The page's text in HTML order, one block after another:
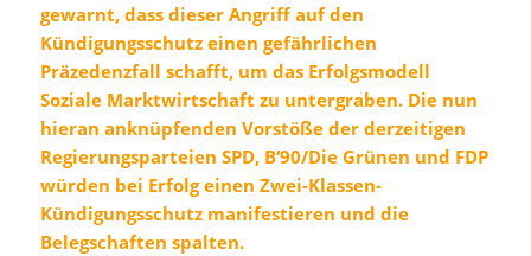
gewarnt, dass dieser Angriff auf den
Kündigungsschutz einen gefährlichen
Präzedenzfall schafft, um das Erfolgsmodell
Soziale Marktwirtschaft zu untergraben. Die nun
hieran anknüpfenden Vorstöße der derzeitigen
Regierungsparteien SPD, B‘90/Die Grünen und FDP
würden bei Erfolg einen Zwei-Klassen-
Kündigungsschutz manifestieren und die
Belegschaften spalten.